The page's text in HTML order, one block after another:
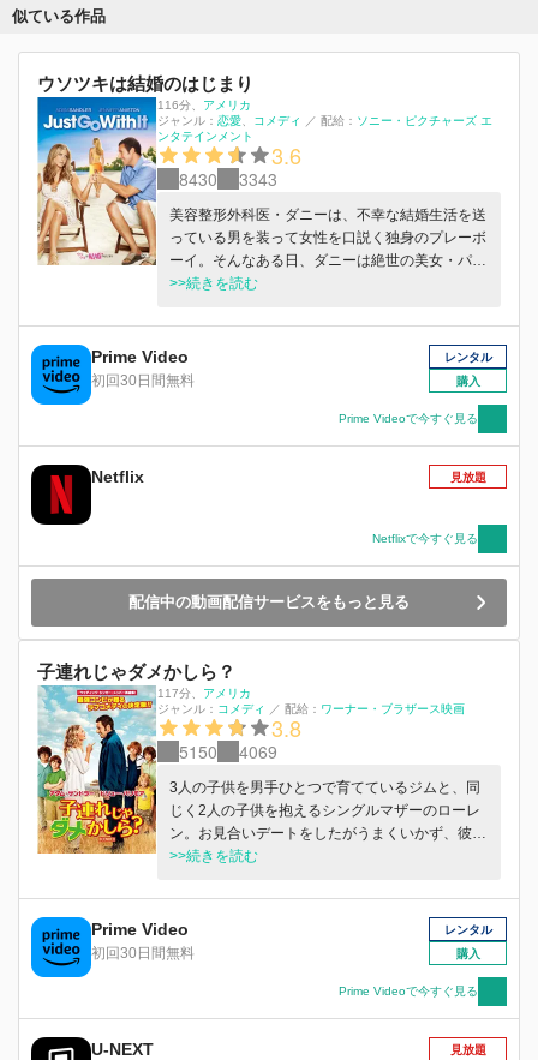
似ている作品
ウソツキは結婚のはじまり
116分
アメリカ
ジャンル： 恋愛 コメディ ／ 配給： ソニー・ピクチャーズ エ
ンタテインメント
3.6
8430 3343
美容整形外科医・ダニーは、不幸な結婚生活を送
っている男を装って女性を口説く独身のプレーボ
ーイ。そんなある日、ダニーは絶世の美女・パー
マーと出会う。彼女となら結婚してもいいと思っ
しまい…。
>>続きを読む
Prime Video
初回30日間無料
レンタル
購入
Prime Videoで今すぐ見る
Netflix 見放題
Netflixで今すぐ見る
配信中の動画配信サービスをもっと見る
子連れじゃダメかしら？
117分
アメリカ
ジャンル： コメディ ／ 配給： ワーナー・ブラザース映画
3.8
5150 4069
3人の子供を男手ひとつで育てているジムと、同
じく2人の子供を抱えるシングルマザーのローレ
ン。お見合いデートをしたがうまくいかず、彼ら
は二度と会うつもりもなかった。ところが休暇で
せしてしまい…。
>>続きを読む
Prime Video
初回30日間無料
レンタル
購入
Prime Videoで今すぐ見る
U-NEXT 見放題